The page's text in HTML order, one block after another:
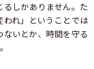
しかありません。た
われ」ということでは
いとか、時間を守る